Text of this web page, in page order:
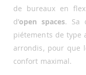
de bureaux en
d’open spaces. Sa
piétements de type
arrondis, pour que
confort maximal.